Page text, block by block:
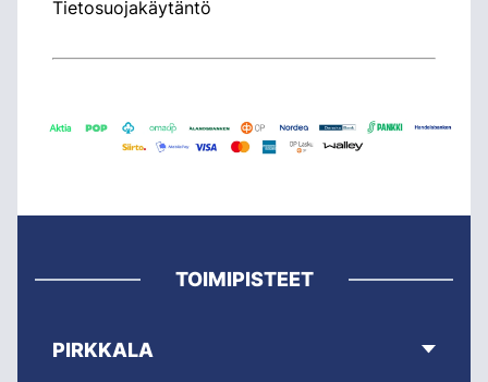
Tietosuojakäytäntö
TOIMIPISTEET
PIRKKALA